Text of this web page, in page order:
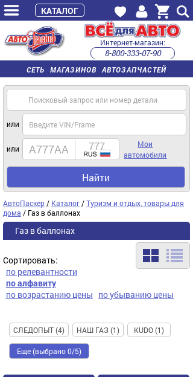
СЕТЬ МАГАЗИНОВ АВТОЗАПЧАСТЕЙ
Интернет-магазин:
8-800-333-07-90
часы работы с 9:00 до 22:00 (пн-пт)
или
или
Мои
автомобили
Найти
АвтоПаскер / Каталог /Туризм и отдых, товары для
дома / Газ в баллонах
Газ в баллонах
Сортировать:
по релевантности
по алфавиту
по возрастанию цены по убыванию цены
СЛЕДОПЫТ (4) НАШ ГАЗ (1) KUDO (1)
Еще (выбрано 0/5)
КАТАЛОГ